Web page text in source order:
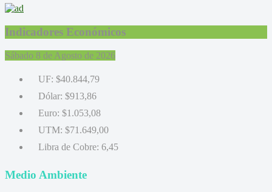
Indicadores Económicos
Sábado 8 de Agosto de 2026
UF: $40.844,79
Dólar: $913,86
Euro: $1.053,08
UTM: $71.649,00
Libra de Cobre: 6,45
Medio Ambiente